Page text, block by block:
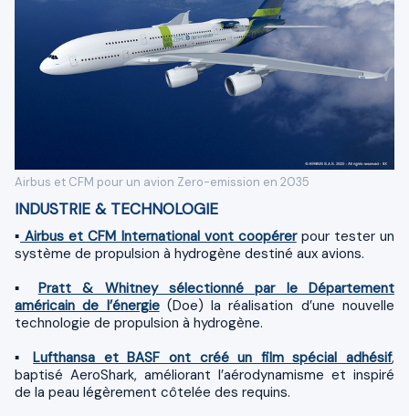
Airbus et CFM pour un avion Zero-emission en 2035
INDUSTRIE & TECHNOLOGIE
▪ Airbus et CFM International vont coopérerpour tester un
système de propulsion à hydrogène destiné aux avions.
▪ Pratt & Whitney sélectionné par le Département
américain de l’énergie(Doe) la réalisation d’une nouvelle
technologie de propulsion à hydrogène.
▪Lufthansa et BASF ont créé un film spécial adhésif,
baptisé AeroShark, améliorant l’aérodynamisme et inspiré
de la peau légèrement côtelée des requins.